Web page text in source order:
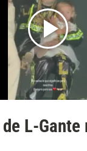
L-Gante